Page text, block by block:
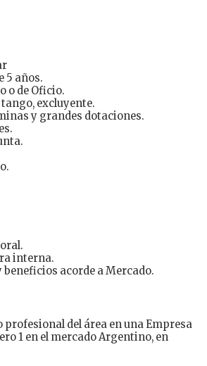
5 años.
o de Oficio.
excluyente.
y grandes dotaciones.
interna.
acorde a Mercado.
profesional del área en una Empresa
1 en el mercado Argentino, en